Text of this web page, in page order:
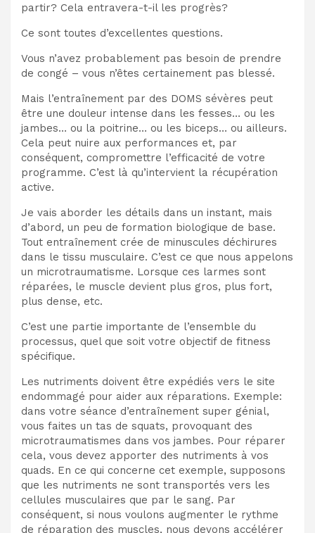
partir? Cela entravera-t-il les progrès?
Ce sont toutes d’excellentes questions.
Vous n’avez probablement pas besoin de prendre
de congé – vous n’êtes certainement pas blessé.
Mais l’entraînement par des DOMS sévères peut
être une douleur intense dans les fesses… ou les
jambes… ou la poitrine… ou les biceps… ou ailleurs.
Cela peut nuire aux performances et, par
conséquent, compromettre l’efficacité de votre
programme. C’est là qu’intervient la récupération
active.
Je vais aborder les détails dans un instant, mais
d’abord, un peu de formation biologique de base.
Tout entraînement crée de minuscules déchirures
dans le tissu musculaire. C’est ce que nous appelons
un microtraumatisme. Lorsque ces larmes sont
réparées, le muscle devient plus gros, plus fort,
plus dense, etc.
C’est une partie importante de l’ensemble du
processus, quel que soit votre objectif de fitness
spécifique.
Les nutriments doivent être expédiés vers le site
endommagé pour aider aux réparations. Exemple:
dans votre séance d’entraînement super génial,
vous faites un tas de squats, provoquant des
microtraumatismes dans vos jambes. Pour réparer
cela, vous devez apporter des nutriments à vos
quads. En ce qui concerne cet exemple, supposons
que les nutriments ne sont transportés vers les
cellules musculaires que par le sang. Par
conséquent, si nous voulons augmenter le rythme
de réparation des muscles, nous devons accélérer